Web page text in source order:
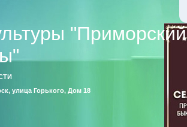
"Приморский
улица Горького, Дом 18